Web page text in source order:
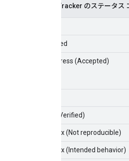
Issue Tracker のステータス
Assigned
In Progress (Accepted)
Fixed (Verified)
Won't fix (Not reproducible)
Won't fix (Intended behavior)